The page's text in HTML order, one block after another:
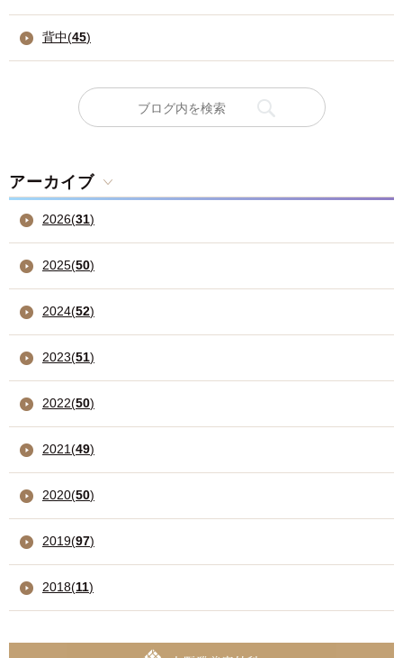
背中(45)
アーカイブ
2026(31)
2025(50)
2024(52)
2023(51)
2022(50)
2021(49)
2020(50)
2019(97)
2018(11)